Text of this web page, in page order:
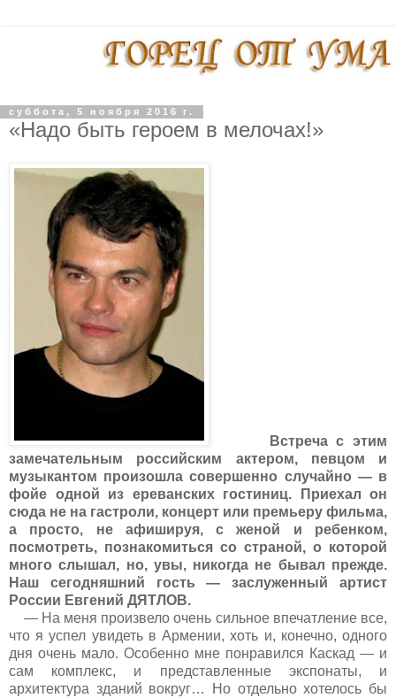
суббота, 5 ноября 2016 г.
«Надо быть героем в мелочах!»
Встреча с этим
замечательным российским актером, певцом и
музыкантом произошла совершенно случайно — в
фойе одной из ереванских гостиниц. Приехал он
сюда не на гастроли, концерт или премьеру фильма,
а просто, не афишируя, с женой и ребенком,
посмотреть, познакомиться со страной, о которой
много слышал, но, увы, никогда не бывал прежде.
Наш сегодняшний гость — заслуженный артист
России Евгений ДЯТЛОВ.
— На меня произвело очень сильное впечатление все,
что я успел увидеть в Армении, хоть и, конечно, одного
дня очень мало. Особенно мне понравился Каскад — и
сам комплекс, и представленные экспонаты, и
архитектура зданий вокруг… Но отдельно хотелось бы